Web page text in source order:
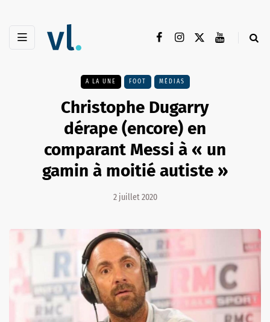
A LA UNE FOOT MÉDIAS
Christophe Dugarry
dérape (encore) en
comparant Messi à « un
gamin à moitié autiste »
2 juillet 2020